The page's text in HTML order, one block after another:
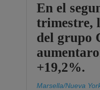
En el
trimestre,
del grupo
+19,2%.
Marsella/Nueva